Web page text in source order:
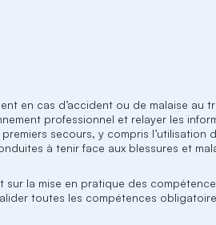
en cas d’accident ou de malaise au
professionnel et relayer les
secours, y compris l’utilisation
à tenir face aux blessures et
la mise en pratique des
toutes les compétences